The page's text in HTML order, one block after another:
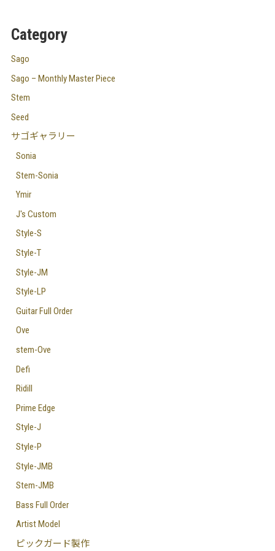
Category
Sago
Sago – Monthly Master Piece
Stem
Seed
サゴギャラリー
Sonia
Stem-Sonia
Ymir
J's Custom
Style-S
Style-T
Style-JM
Style-LP
Guitar Full Order
Ove
stem-Ove
Defi
Ridill
Prime Edge
Style-J
Style-P
Style-JMB
Stem-JMB
Bass Full Order
Artist Model
ピックガード製作